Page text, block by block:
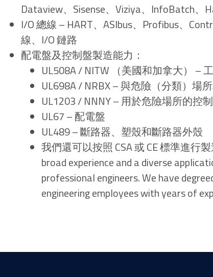
Dataview、Sisense、Viziya、InfoBatch、
I/O 總線 – HART、ASIbus、Profibus、
線、I/O 鏈路
配電盤及控制盤製造能力：
UL508A / NITW （美國和加拿大） –
UL698A / NRBX – 與危險（分類）場
UL1203 / NNNY – 用於危險場所的控
UL67 – 配電盤
UL489 – 斷路器、塑殼和斷路器外殼
我們還可以按照 CSA 或 CE 標準進行
broad experience and a diverse
professional engineers. We have
engineering employees with years of